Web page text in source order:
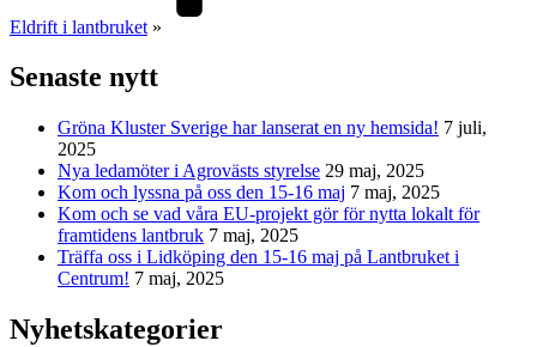
Eldrift i lantbruket »
Senaste nytt
Gröna Kluster Sverige har lanserat en ny hemsida! 7 juli,
2025
Nya ledamöter i Agrovästs styrelse 29 maj, 2025
Kom och lyssna på oss den 15-16 maj 7 maj, 2025
Kom och se vad våra EU-projekt gör för nytta lokalt för
framtidens lantbruk 7 maj, 2025
Träffa oss i Lidköping den 15-16 maj på Lantbruket i
Centrum! 7 maj, 2025
Nyhetskategorier